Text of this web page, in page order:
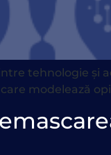
tehnologie și
modelează